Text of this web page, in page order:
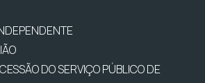
DO SERVIÇO PÚBLICO DE